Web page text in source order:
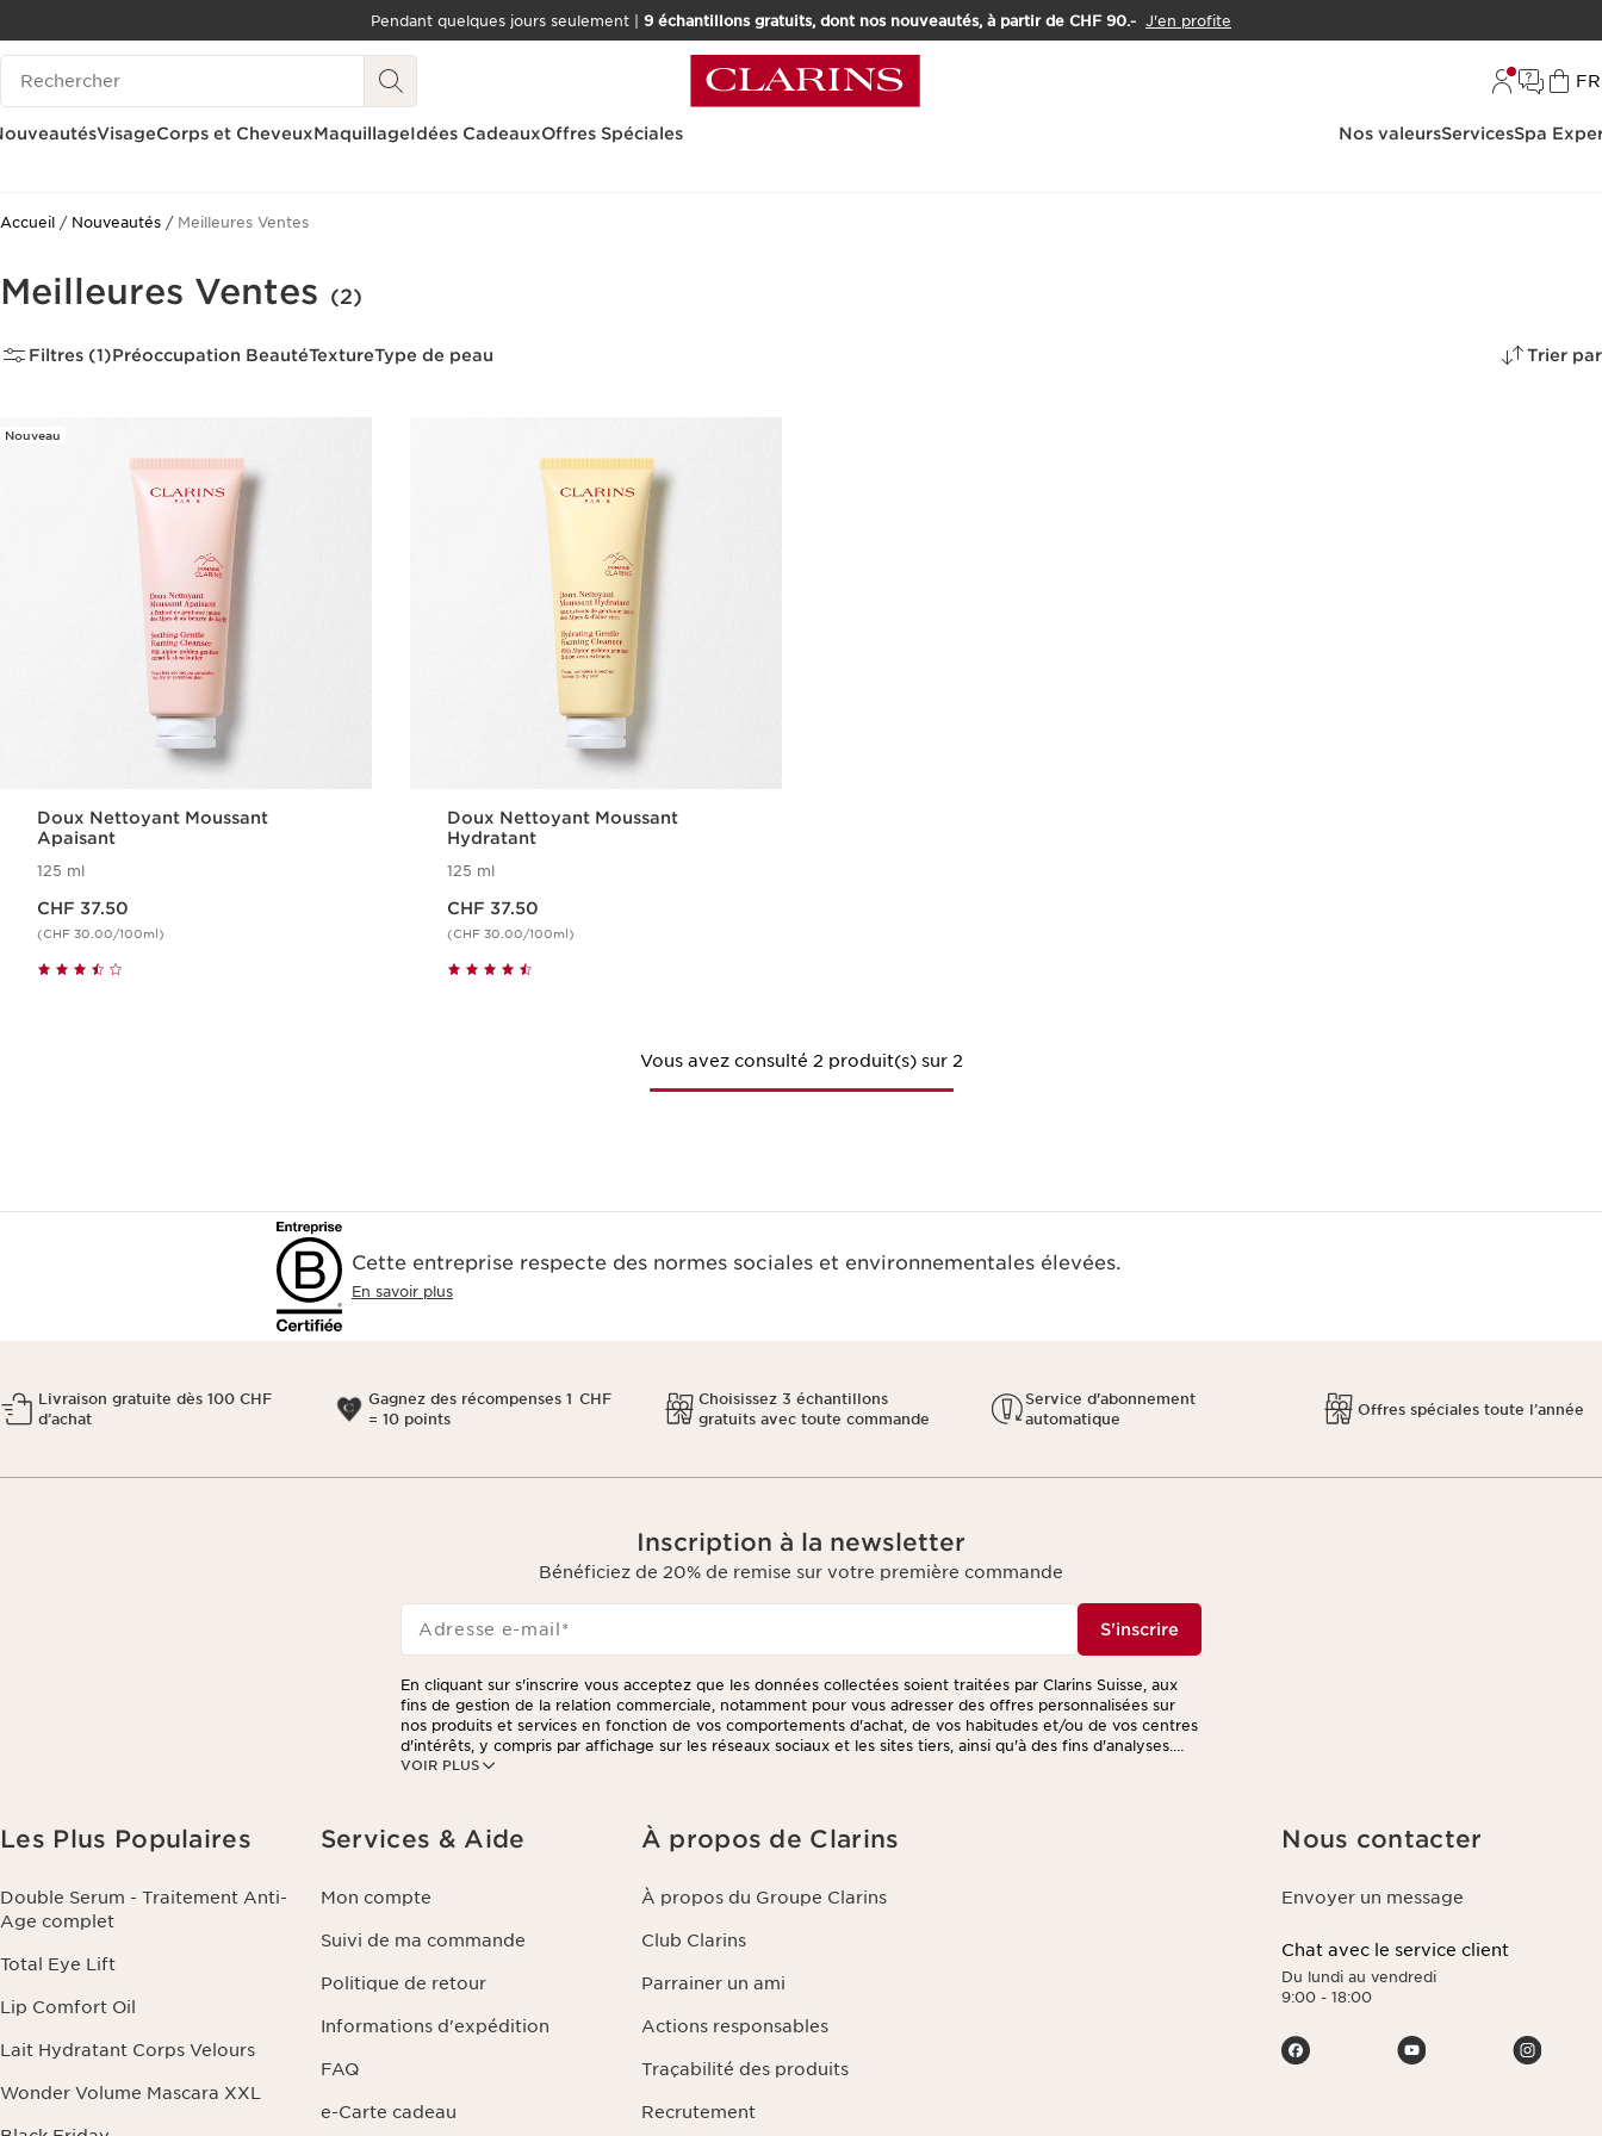
ALLER AU CONTENU
ALLER AU PIED DE PAGE
OUTIL D'ACCESSIBILITÉ
Pendant quelques jours seulement | 9 échantillons gratuits, dont nos nouveautés, à partir de CHF 90.- J'en profite
Historique des recherches
FR
VisageCorps et CheveuxMaquillageIdées CadeauxOffres Spéciales Nos valeursServicesSpa
Accueil Nouveautés Meilleures Ventes
Meilleures Ventes (2)
Filtres (1)Préoccupation BeautéTextureType de peau Trier par
Nouveau
Doux Nettoyant Moussant
Apaisant
125 ml
CHF 37.50
(CHF 30.00/100ml)
Doux Nettoyant Moussant
Hydratant
125 ml
CHF 37.50
(CHF 30.00/100ml)
Vous avez consulté 2 produit(s) sur 2
Cette entreprise respecte des normes sociales et environnementales élevées.
En savoir plus
Livraison gratuite dès 100 CHF
d’achat
Gagnez des récompenses 1 CHF
= 10 points
Choisissez 3 échantillons
gratuits avec toute commande
Service d'abonnement
automatique
Offres spéciales toute l’année
Inscription à la newsletter
Bénéficiez de 20% de remise sur votre première commande
Adresse e-mail * S'inscrire
VOIR PLUS
En cliquant sur s'inscrire vous acceptez que les données collectées soient traitées par Clarins Suisse, aux
fins de gestion de la relation commerciale, notamment pour vous adresser des offres personnalisées sur
nos produits et services en fonction de vos comportements d'achat, de vos habitudes et/ou de vos centres
d'intérêts, y compris par affichage sur les réseaux sociaux et les sites tiers, ainsi qu'à des fins d'analyses.
Vous pouvez retirer votre consentement à tout moment en cliquant sur le lien de désinscription présent
personnalisées et/ou pour gérer votre adhésion à notre Programme de fidélité et créer votre programme
beauté personnalisé. Les données sont conservées pendant trois ans à compter de votre dernière
et de portabilité des informations vous concernant ainsi que d'un droit d'opposition et de limitation de leur
traitement. Vous pouvez exercer ce droit en nous contactant. Pour en savoir plus, veuillez consulter notre
Les Plus Populaires
Double Serum - Traitement Anti-
Age complet
Total Eye Lift
Lip Comfort Oil
Lait Hydratant Corps Velours
Wonder Volume Mascara XXL
Services & Aide
Mon compte
Suivi de ma commande
Politique de retour
Informations d'expédition
FAQ
e-Carte cadeau
À propos de Clarins
À propos du Groupe Clarins
Club Clarins
Parrainer un ami
Actions responsables
Traçabilité des produits
Recrutement
Nous contacter
Envoyer un message
Chat avec le service client
Du lundi au vendredi
9:00 - 18:00